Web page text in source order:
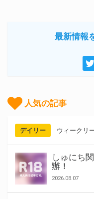
最新情報
人気の記事
デイリー ウィークリ
しゅにち
辦！
2026.08.07